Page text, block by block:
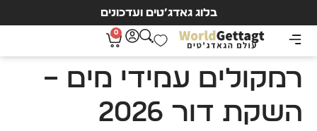
בלוג גאדג’טים ועדכונים
0
רמקולים עמידי מים –
השקת דור 2026